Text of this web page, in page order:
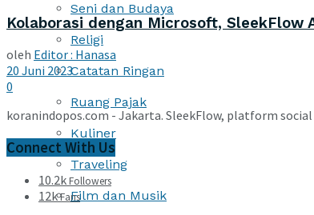
Seni dan Budaya
Religi
Catatan Ringan
Ruang Pajak
Kuliner
Traveling
Film dan Musik
Kolaborasi dengan Microsoft, SleekFlow
oleh Editor : Hanasa
20 Juni 2023
0
koranindopos.com - Jakarta. SleekFlow, platform social
Connect With Us
10.2kFollowers
12kFans